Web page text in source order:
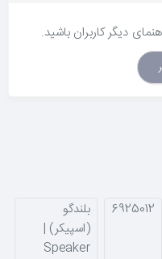
دیگر کاربران باشید.
6925012
بلندگو
(اسپیکر) |
Speaker